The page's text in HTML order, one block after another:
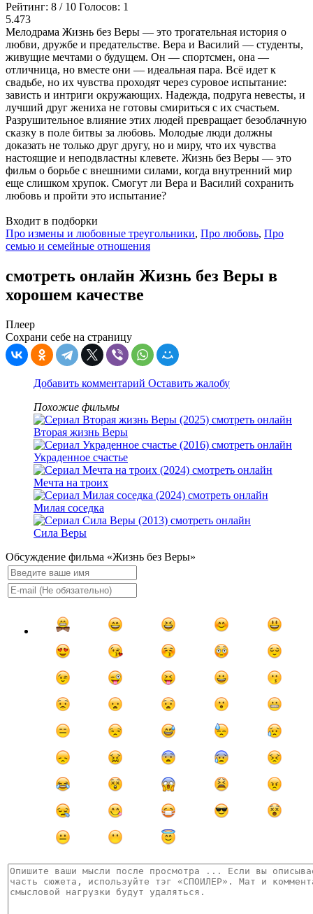
Рейтинг: 8 / 10 Голосов: 1
5.473
Мелодрама Жизнь без Веры — это трогательная история о
любви, дружбе и предательстве. Вера и Василий — студенты,
живущие мечтами о будущем. Он — спортсмен, она —
отличница, но вместе они — идеальная пара. Всё идет к
свадьбе, но их чувства проходят через суровое испытание:
зависть и интриги окружающих. Надежда, подруга невесты, и
лучший друг жениха не готовы смириться с их счастьем.
Разрушительное влияние этих людей превращает безоблачную
сказку в поле битвы за любовь. Молодые люди должны
доказать не только друг другу, но и миру, что их чувства
настоящие и неподвластны клевете. Жизнь без Веры — это
фильм о борьбе с внешними силами, когда внутренний мир
еще слишком хрупок. Смогут ли Вера и Василий сохранить
любовь и пройти это испытание?
Входит в подборки
Про измены и любовные треугольники, Про любовь, Про
семью и семейные отношения
смотреть онлайн Жизнь без Веры в
хорошем качестве
Плеер
Сохрани себе на страницу
Добавить комментарий Оставить жалобу
Похожие фильмы
Вторая жизнь Веры
Украденное счастье
Мечта на троих
Милая соседка
Сила Веры
Обсуждение фильма «Жизнь без Веры»